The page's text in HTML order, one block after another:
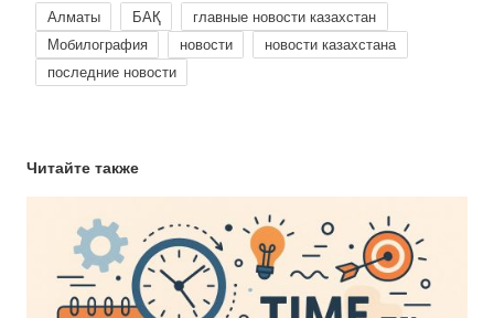
Алматы БАҚ
главные новости казахстан
Мобилография
новости
новости казахстана
последние новости
Читайте также